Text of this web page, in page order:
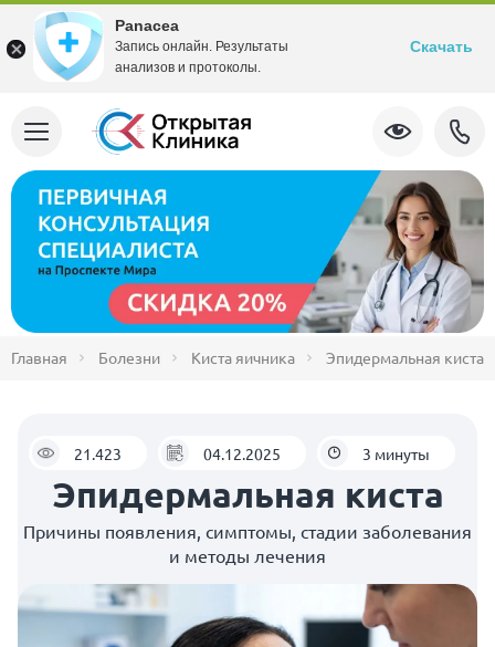
Главная Болезни Киста яичника Эпидермальная киста
21.423 04.12.2025 3 минуты
Эпидермальная киста
Причины появления, симптомы, стадии заболевания
и методы лечения
Panacea
Запись онлайн. Результаты
анализов и протоколы.
Скачать